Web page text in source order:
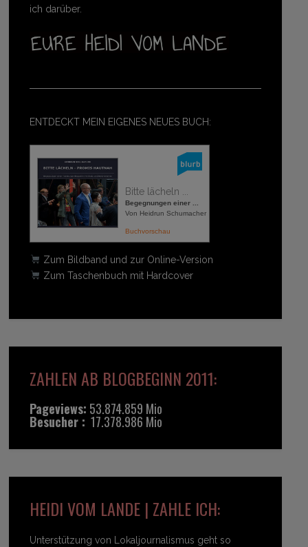
ich darüber.
ENTDECKT MEIN EIGENES NEUES BUCH:
Bitte lächeln ...
Begegnungen einer ...
Von Heidrun Schumacher
Buchvorschau
Zum Bildband und zur Online-Version
Zum Taschenbuch mit Hardcover
ZAHLEN AB BLOGBEGINN 2011:
Pageviews: 53.874.859 Mio
Besucher : 17.378.986 Mio
HEIDI VOM LANDE | ZAHLE ICH:
Unterstützung von Lokaljournalismus geht so